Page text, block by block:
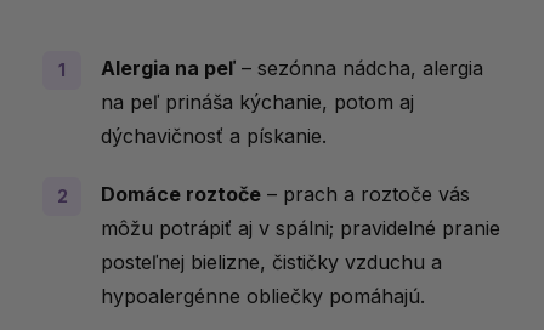
Alergia na peľ – sezónna nádcha, alergia
na peľ prináša kýchanie, potom aj
dýchavičnosť a pískanie.
Domáce roztoče – prach a roztoče vás
môžu potrápiť aj v spálni; pravidelné pranie
posteľnej bielizne, čističky vzduchu a
hypoalergénne obliečky pomáhajú.